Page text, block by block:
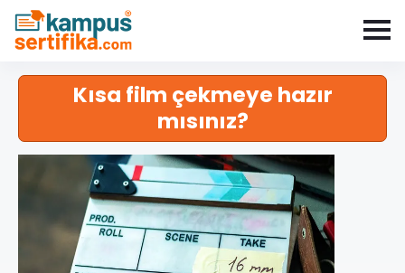
Kısa film çekmeye hazır
mısınız?